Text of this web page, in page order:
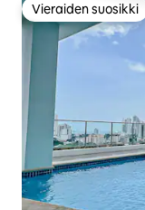
Vieraiden suosikki
Vieraiden suosikki